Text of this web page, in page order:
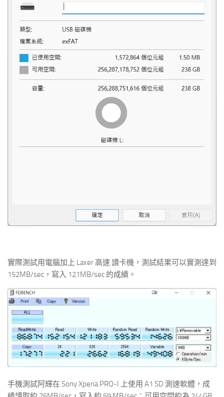
實際測試用電腦加上 Laxer 高速 讀卡機，測試結果可以實測達到
152MB/sec，寫入 121MB/sec 的成績。
手機測試阿輝在 Sony Xperia PRO-I 上使用 A1 SD 測速軟體，成